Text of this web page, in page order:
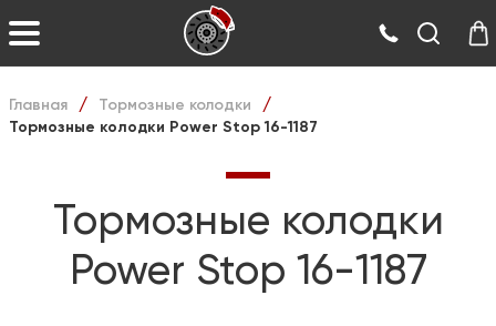
Главная / Тормозные колодки /
Тормозные колодки Power Stop 16-1187
Тормозные колодки
Power Stop 16-1187